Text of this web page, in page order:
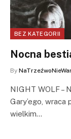
BEZ KATEGORII
Nocna
By
NIGHT WOLF –
Gary’ego,
wielkim…